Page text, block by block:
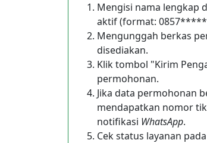
Mengisi nama lengkap
aktif (format:
Mengunggah berkas
disediakan.
Klik tombol "Kirim
permohonan.
Jika data permohonan
mendapatkan nomor
notifikasi WhatsApp.
Cek status layanan